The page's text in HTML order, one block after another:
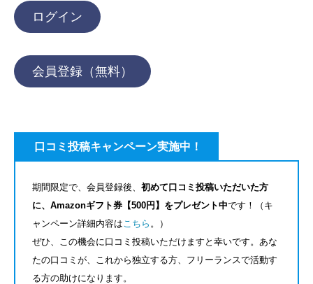
ログイン
会員登録（無料）
口コミ投稿キャンペーン実施中！
期間限定で、会員登録後、 初めて口コミ投稿いただいた方
に、Amazonギフト券【500円】をプレゼント中です！（キ
ャンペーン詳細内容は こちら 。）
ぜひ、この機会に口コミ投稿いただけますと幸いです。あな
たの口コミが、これから独立する方、フリーランスで活動す
る方の助けになります。